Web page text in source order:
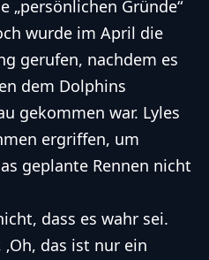
„persönlichen Gründe“
wurde im April die
gerufen, nachdem es
dem Dolphins
gekommen war. Lyles
ergriffen, um
geplante Rennen nicht
dass es wahr sei.
das ist nur ein